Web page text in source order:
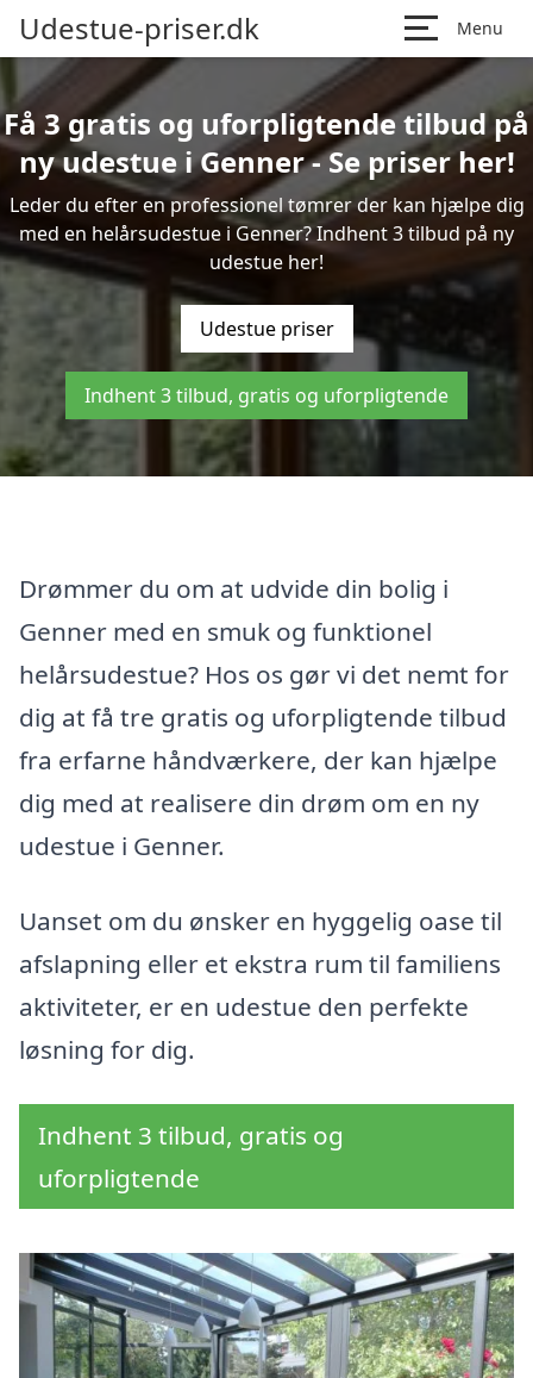
Udestue-priser.dk Menu
Få 3 gratis og uforpligtende tilbud på
ny udestue i Genner - Se priser her!
Leder du efter en professionel tømrer der kan hjælpe dig
med en helårsudestue i Genner? Indhent 3 tilbud på ny
udestue her!
Udestue priser
Indhent 3 tilbud, gratis og uforpligtende
Drømmer du om at udvide din bolig i
Genner med en smuk og funktionel
helårsudestue? Hos os gør vi det nemt for
dig at få tre gratis og uforpligtende tilbud
fra erfarne håndværkere, der kan hjælpe
dig med at realisere din drøm om en ny
udestue i Genner.
Uanset om du ønsker en hyggelig oase til
afslapning eller et ekstra rum til familiens
aktiviteter, er en udestue den perfekte
løsning for dig.
Indhent 3 tilbud, gratis og
uforpligtende